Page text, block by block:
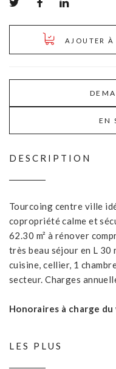
AJOUTER
EN
DESCRIPTION
Tourcoing centre ville
copropriété calme et
62.30 m² à rénover
très beau séjour en L 30
cuisine, cellier, 1
secteur. Charges
Honoraires à charge
LES PLUS